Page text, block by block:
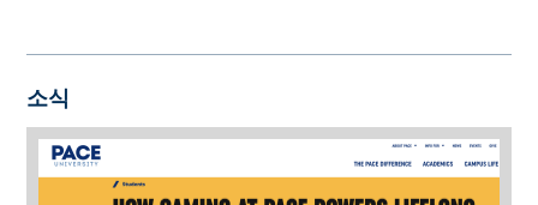
소식